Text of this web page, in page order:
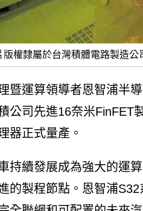
版權隸屬於台灣積體電路製造公
暨運算領導者恩智浦半
公司先進16奈米FinFET
器正式量產。
持續發展成為強大的運
的製程節點。恩智浦